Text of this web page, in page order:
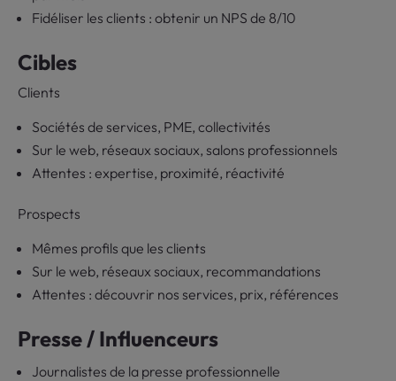
Fidéliser les clients : obtenir un NPS de 8/10
Cibles
Clients
Sociétés de services, PME, collectivités
Sur le web, réseaux sociaux, salons professionnels
Attentes : expertise, proximité, réactivité
Prospects
Mêmes profils que les clients
Sur le web, réseaux sociaux, recommandations
Attentes : découvrir nos services, prix, références
Presse / Influenceurs
Journalistes de la presse professionnelle